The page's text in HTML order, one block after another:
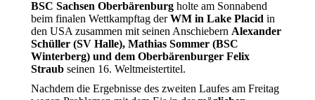
BSC Sachsen Oberbärenburg holte am Sonnabend
beim finalen Wettkampftag derWM in Lake Placid in
den USA zusammen mit seinen Anschiebern Alexander
Schüller (SV Halle), Mathias Sommer (BSC
Winterberg) und dem Oberbärenburger Felix
Straub seinen 16. Weltmeistertitel.
Nachdem die Ergebnisse des zweiten Laufes am Freitag